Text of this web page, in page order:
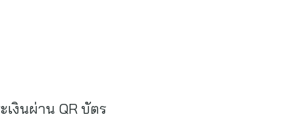
เงินผ่าน QR บัตร